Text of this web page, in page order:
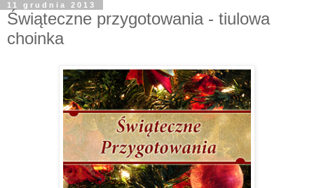
11 grudnia 2013
Świąteczne przygotowania - tiulowa
choinka